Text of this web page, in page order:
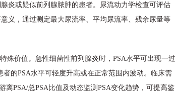
炎或疑似前列腺脓肿的患者。尿流动力学检查可评估
义，通过测定最大尿流率、平均尿流率、残余尿量等
殊价值。急性细菌性前列腺炎时，PSA水平可出现一过
的PSA水平可轻度升高或在正常范围内波动。临床需
离PSA/总PSA比值及动态监测PSA变化趋势，可提高鉴